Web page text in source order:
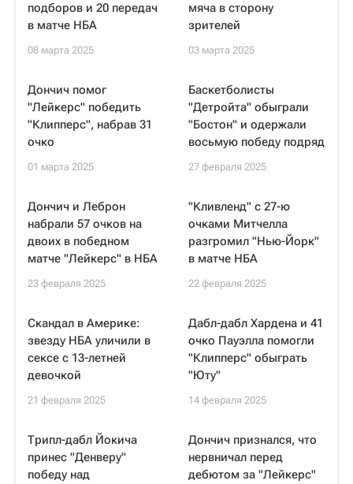
подборов и 20 передач
в матче НБА
08 марта 2025
мяча в сторону
зрителей
03 марта 2025
Дончич помог
"Лейкерс" победить
"Клипперс", набрав 31
очко
01 марта 2025
Баскетболисты
"Детройта" обыграли
"Бостон" и одержали
восьмую победу подряд
27 февраля 2025
Дончич и Леброн
набрали 57 очков на
двоих в победном
матче "Лейкерс" в НБА
23 февраля 2025
"Кливленд" с 27-ю
очками Митчелла
разгромил "Нью-Йорк"
в матче НБА
22 февраля 2025
Скандал в Америке:
звезду НБА уличили в
сексе с 13-летней
девочкой
21 февраля 2025
Дабл-дабл Хардена и 41
очко Пауэлла помогли
"Клипперс" обыграть
"Юту"
14 февраля 2025
Трипл-дабл Йокича
принес "Денверу"
победу над
Дончич признался, что
нервничал перед
дебютом за "Лейкерс"